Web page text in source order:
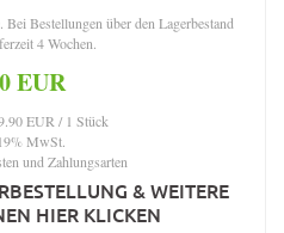
Bestellungen über den Lagerbestand
4 Wochen.
EUR
EUR / 1 Stück
MwSt.
und Zahlungsarten
& WEITERE
HIER KLICKEN